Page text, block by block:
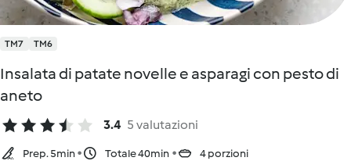
TM7 TM6
Insalata di patate novelle e asparagi con pesto di
aneto
3.4 5 valutazioni
Prep. 5min Totale 40min 4 porzioni